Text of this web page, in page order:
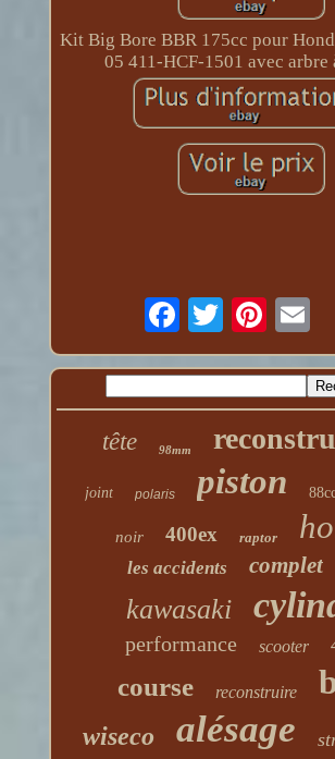
Kit Big Bore BBR 175cc pour
05 411-HCF-1501 avec arbre
tête 98mm
joint polaris piston
noir 400ex raptor
les accidents complet
kawasaki
performance scooter
course reconstruire
wiseco alésage